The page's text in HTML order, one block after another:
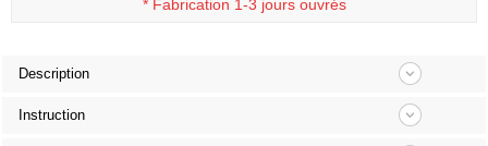
* Fabrication 1-3 jours ouvrés
Description
Instruction